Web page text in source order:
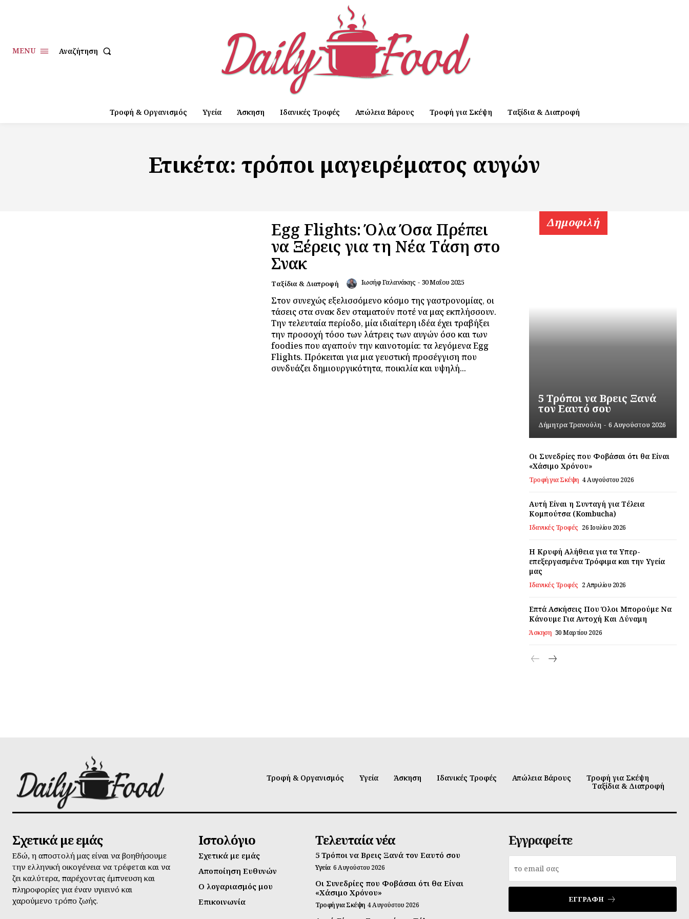
MENU Αναζήτηση
Τροφή & Οργανισμός Υγεία Άσκηση Ιδανικές Τροφές Απώλεια Βάρους Τροφή για Σκέψη Ταξίδια & Διατροφή
Ετικέτα: τρόποι μαγειρέματος αυγών
Egg Flights: Όλα Όσα Πρέπει
να Ξέρεις για τη Νέα Τάση στο
Σνακ
Ταξίδια & Διατροφή Ιωσήφ Γαλανάκης - 30 Μαΐου 2025
Στον συνεχώς εξελισσόμενο κόσμο της γαστρονομίας, οι
τάσεις στα σνακ δεν σταματούν ποτέ να μας εκπλήσσουν.
Την τελευταία περίοδο, μία ιδιαίτερη ιδέα έχει τραβήξει
την προσοχή τόσο των λάτρεις των αυγών όσο και των
foodies που αγαπούν την καινοτομία: τα λεγόμενα Egg
Flights. Πρόκειται για μια γευστική προσέγγιση που
συνδυάζει δημιουργικότητα, ποικιλία και υψηλή...
Δημοφιλή
5 Τρόποι να Βρεις Ξανά
τον Εαυτό σου
Δήμητρα Τρανούλη - 6 Αυγούστου 2026
Οι Συνεδρίες που Φοβάσαι ότι θα Είναι
«Χάσιμο Χρόνου»
Τροφή για Σκέψη 4 Αυγούστου 2026
Αυτή Είναι η Συνταγή για Τέλεια
Κομπούτσα (Kombucha)
Ιδανικές Τροφές 26 Ιουλίου 2026
Η Κρυφή Αλήθεια για τα Υπερ-
επεξεργασμένα Τρόφιμα και την Υγεία
μας
Ιδανικές Τροφές 2 Απριλίου 2026
Επτά Ασκήσεις Που Όλοι Μπορούμε Να
Κάνουμε Για Αντοχή Και Δύναμη
Άσκηση 30 Μαρτίου 2026
Τροφή & Οργανισμός Υγεία Άσκηση Ιδανικές Τροφές Απώλεια Βάρους
Τροφή για Σκέψη
Ταξίδια & Διατροφή
Σχετικά με εμάς
Εδώ, η αποστολή μας είναι να βοηθήσουμε
την ελληνική οικογένεια να τρέφεται και να
ζει καλύτερα, παρέχοντας έμπνευση και
πληροφορίες για έναν υγιεινό και
χαρούμενο τρόπο ζωής.
Ιστολόγιο
Σχετικά με εμάς
Αποποίηση Ευθυνών
Ο λογαριασμός μου
Επικοινωνία
Τελευταία νέα
5 Τρόποι να Βρεις Ξανά τον Εαυτό σου
Υγεία 6 Αυγούστου 2026
Οι Συνεδρίες που Φοβάσαι ότι θα Είναι
«Χάσιμο Χρόνου»
Τροφή για Σκέψη 4 Αυγούστου 2026
Εγγραφείτε
ΕΓΓΡΑΦΉ